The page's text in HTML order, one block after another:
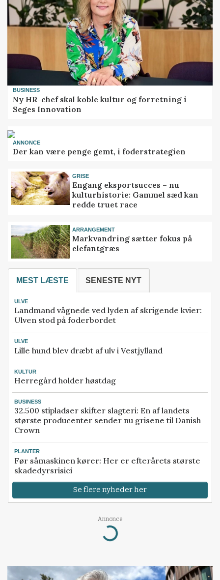
BUSINESS
Ny HR-chef skal koble kultur og forretning i
Seges Innovation
ANNONCE
Der kan være penge gemt, i foderstrategien
GRISE
Engang eksportsucces – nu
kulturhistorie: Gammel sæd kan
redde truet race
ARRANGEMENT
Markvandring sætter fokus på
elefantgræs
MEST LÆSTE SENESTE NYT
ULVE
Landmand vågnede ved lyden af skrigende kvier:
Ulven stod på foderbordet
ULVE
Lille hund blev dræbt af ulv i Vestjylland
KULTUR
Herregård holder høstdag
BUSINESS
32.500 stipladser skifter slagteri: En af landets
største producenter sender nu grisene til Danish
Crown
PLANTER
Før såmaskinen kører: Her er efterårets største
skadedyrsrisici
Se flere nyheder her
Annonce
Loading...